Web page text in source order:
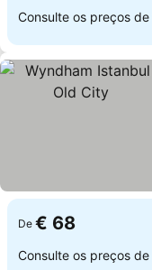
Consulte os preços de
De € 68
Consulte os preços de